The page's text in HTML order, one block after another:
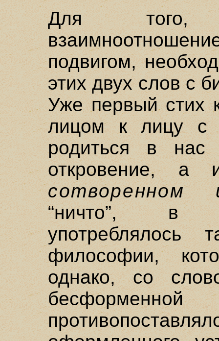
Для того,
подвигом,
этих двух слов с
Уже первый стих
лицом к лицу с
родиться в
откровение, а
сотворенном
“ничто”, в
философии,
однако, со